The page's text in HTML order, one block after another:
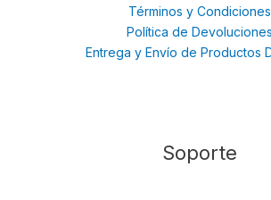
Términos y Condiciones
Política de Devoluciones
Entrega y Envío de Productos
Soporte